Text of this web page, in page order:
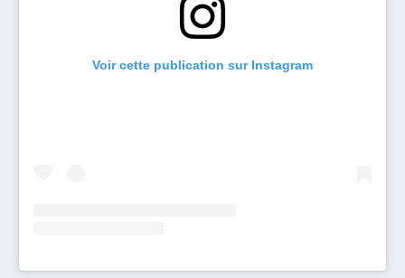
Voir cette publication sur Instagram